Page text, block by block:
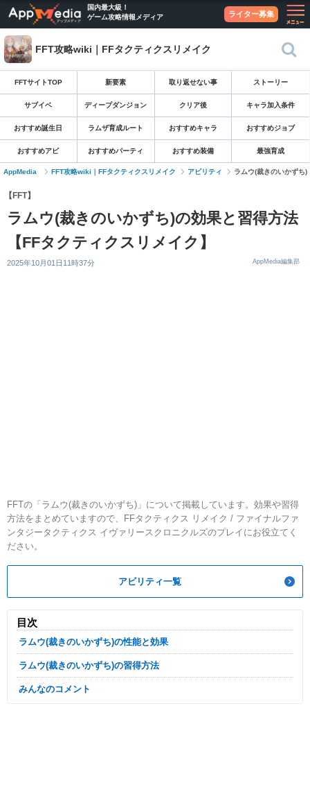
国内最大級！
ゲーム攻略情報メディア
ライター募集
FFT攻略wiki｜FFタクティクスリメイク
FFTサイトTOP 新要素 取り返せない事 ストーリー
サブイベ ディープダンジョン クリア後 キャラ加入条件
おすすめ誕生日 ラムザ育成ルート おすすめキャラ おすすめジョブ
おすすめアビ おすすめパーティ おすすめ装備 最強育成
AppMedia FFT攻略wiki｜FFタクティクスリメイク アビリティ ラムウ(裁きのいかずち)
【FFT】
ラムウ(裁きのいかずち)の効果と習得方法
【FFタクティクスリメイク】
2025年10月01日11時37分 AppMedia編集部
FFTの「ラムウ(裁きのいかずち)」について掲載しています。効果や習得
方法をまとめていますので、FFタクティクス リメイク / ファイナルファ
ンタジータクティクス イヴァリースクロニクルズのプレイにお役立てく
ださい。
アビリティ一覧
目次
ラムウ(裁きのいかずち)の性能と効果
ラムウ(裁きのいかずち)の習得方法
みんなのコメント